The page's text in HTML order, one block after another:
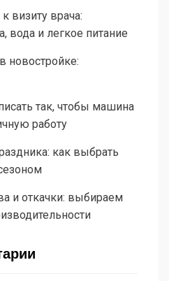
визиту врача:
вода и легкое питание
новостройке:
так, чтобы машина
работу
как выбрать
и откачки: выбираем